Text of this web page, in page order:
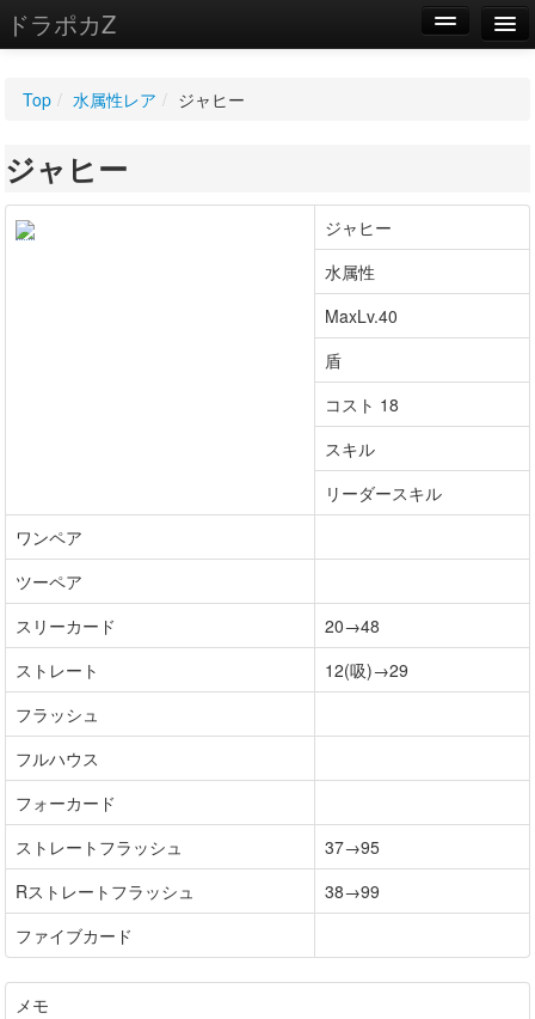
ドラポカZ
WIKI
設定
Top / 水属性レア / ジャヒー
ジャヒー
ジャヒー
水属性
MaxLv.40
盾
コスト 18
スキル
リーダースキル
ワンペア
ツーペア
スリーカード
20→48
ストレート
12(吸)→29
フラッシュ
フルハウス
フォーカード
ストレートフラッシュ
37→95
Rストレートフラッシュ
38→99
ファイブカード
メモ